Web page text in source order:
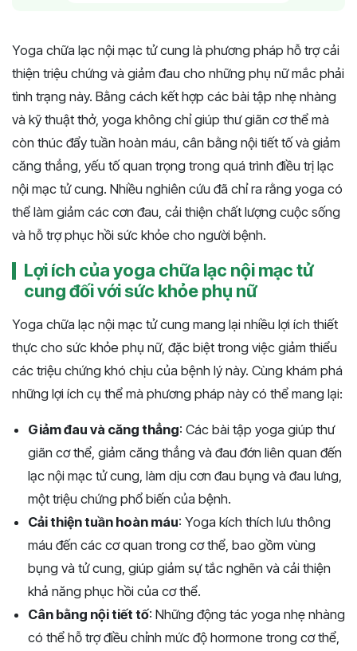
Yoga chữa lạc nội mạc tử cung là phương pháp hỗ trợ cải
thiện triệu chứng và giảm đau cho những phụ nữ mắc phải
tình trạng này. Bằng cách kết hợp các bài tập nhẹ nhàng
và kỹ thuật thở, yoga không chỉ giúp thư giãn cơ thể mà
còn thúc đẩy tuần hoàn máu, cân bằng nội tiết tố và giảm
căng thẳng, yếu tố quan trọng trong quá trình điều trị lạc
nội mạc tử cung. Nhiều nghiên cứu đã chỉ ra rằng yoga có
thể làm giảm các cơn đau, cải thiện chất lượng cuộc sống
và hỗ trợ phục hồi sức khỏe cho người bệnh.
Lợi ích của yoga chữa lạc nội mạc tử
cung đối với sức khỏe phụ nữ
Yoga chữa lạc nội mạc tử cung mang lại nhiều lợi ích thiết
thực cho sức khỏe phụ nữ, đặc biệt trong việc giảm thiểu
các triệu chứng khó chịu của bệnh lý này. Cùng khám phá
những lợi ích cụ thể mà phương pháp này có thể mang lại:
Giảm đau và căng thẳng: Các bài tập yoga giúp thư
giãn cơ thể, giảm căng thẳng và đau đớn liên quan đến
lạc nội mạc tử cung, làm dịu cơn đau bụng và đau lưng,
một triệu chứng phổ biến của bệnh.
Cải thiện tuần hoàn máu: Yoga kích thích lưu thông
máu đến các cơ quan trong cơ thể, bao gồm vùng
bụng và tử cung, giúp giảm sự tắc nghẽn và cải thiện
khả năng phục hồi của cơ thể.
Cân bằng nội tiết tố: Những động tác yoga nhẹ nhàng
có thể hỗ trợ điều chỉnh mức độ hormone trong cơ thể,